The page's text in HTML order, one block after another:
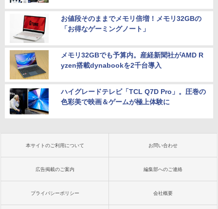
お値段そのままでメモリ倍増！メモリ32GBの
「お得なゲーミングノート」
メモリ32GBでも予算内。産経新聞社がAMD R
yzen搭載dynabookを2千台導入
ハイグレードテレビ「TCL Q7D Pro」。圧巻の
色彩美で映画＆ゲームが極上体験に
本サイトのご利用について お問い合わせ
広告掲載のご案内 編集部へのご連絡
プライバシーポリシー 会社概要